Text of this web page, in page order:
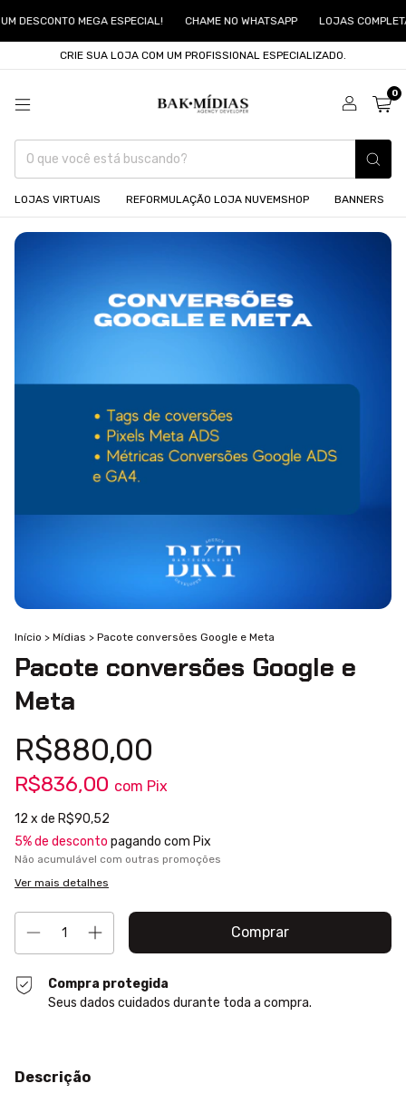
DESCONTO MEGA ESPECIAL! CHAME NO WHATSAPP LOJAS
CRIE SUA LOJA COM UM PROFISSIONAL ESPECIALIZADO.
0
LOJAS VIRTUAIS REFORMULAÇÃO LOJA NUVEMSHOP BANNERS
Início > Mídias > Pacote conversões Google e Meta
Pacote conversões Google e
Meta
R$880,00
R$836,00 com Pix
12 x de R$90,52
5% de desconto pagando com Pix
Não acumulável com outras promoções
Ver mais detalhes
Compra protegida
Seus dados cuidados durante toda a compra.
Descrição